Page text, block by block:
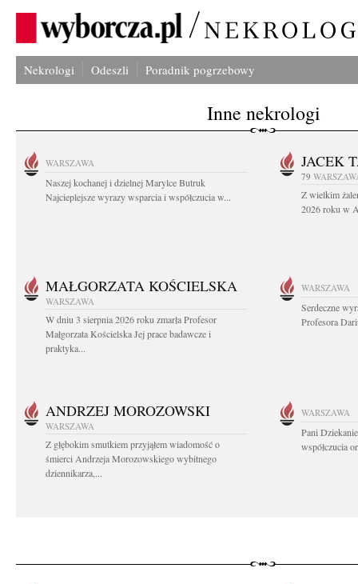
Nekrologi Odeszli Poradnik pogrzebowy
Inne nekrologi
WARSZAWA
Naszej kochanej i dzielnej Marylce Butruk
Najcieplejsze wyrazy wsparcia i współczucia w...
JACEK
79
Z wielkim
2026 roku w
MAŁGORZATA KOŚCIELSKA
WARSZAWA
W dniu 3 sierpnia 2026 roku zmarła Profesor
Małgorzata Kościelska Jej prace badawcze i
praktyka...
WARSZAWA
Serdeczne
Profesora
ANDRZEJ MOROZOWSKI
WARSZAWA
Z głębokim smutkiem przyjąłem wiadomość o
śmierci Andrzeja Morozowskiego wybitnego
dziennikarza,...
WARSZAWA
Pani
współczucia